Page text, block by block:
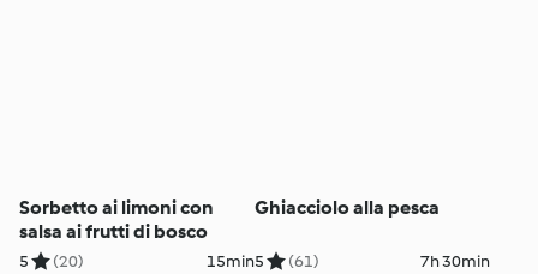
Sorbetto ai limoni con
salsa ai frutti di bosco
5 (20) 15min
Ghiacciolo alla pesca
5 (61) 7h 30min